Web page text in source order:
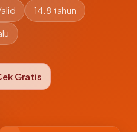
14.8 tahun
Gratis